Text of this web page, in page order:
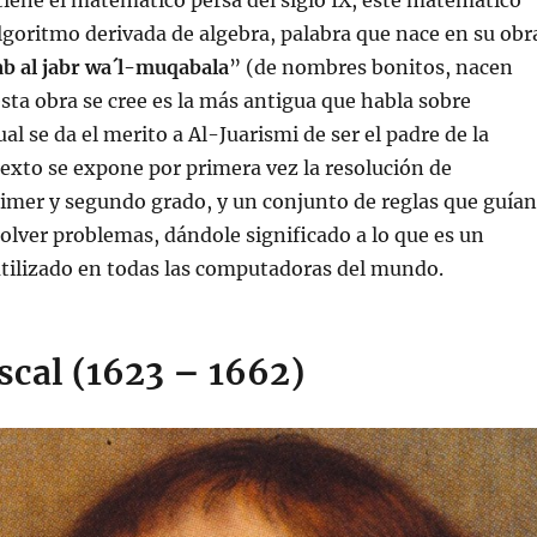
derivada de algebra, palabra que nace en su
al jabr wa´l-muqabala” (de nombres bonitos, nacen
obra se cree es la más antigua que habla sobre
se da el merito a Al-Juarismi de ser el padre de la
se expone por primera vez la resolución de
y segundo grado, y un conjunto de reglas que guían
problemas, dándole significado a lo que es un
en todas las computadoras del mundo.
(1623 – 1662)